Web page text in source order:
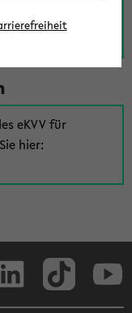
eKVV für
hier: